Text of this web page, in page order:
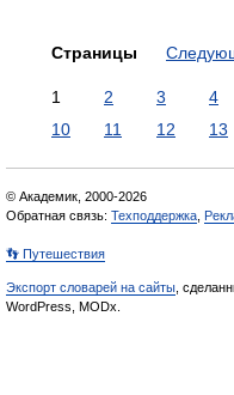
Страницы
1 2 3 4
10
11 12 13
© Академик, 2000-2026
Обратная связь: Техподдержка
👣 Путешествия
Экспорт словарей на сайты ,
WordPress, MODx.